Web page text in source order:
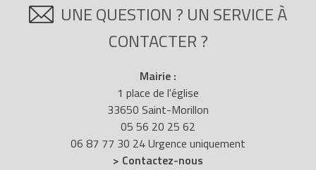
UNE QUESTION ? UN SERVICE À
CONTACTER ?
Mairie :
1 place de l'église
33650 Saint-Morillon
05 56 20 25 62
06 87 77 30 24 Urgence uniquement
> Contactez-nous